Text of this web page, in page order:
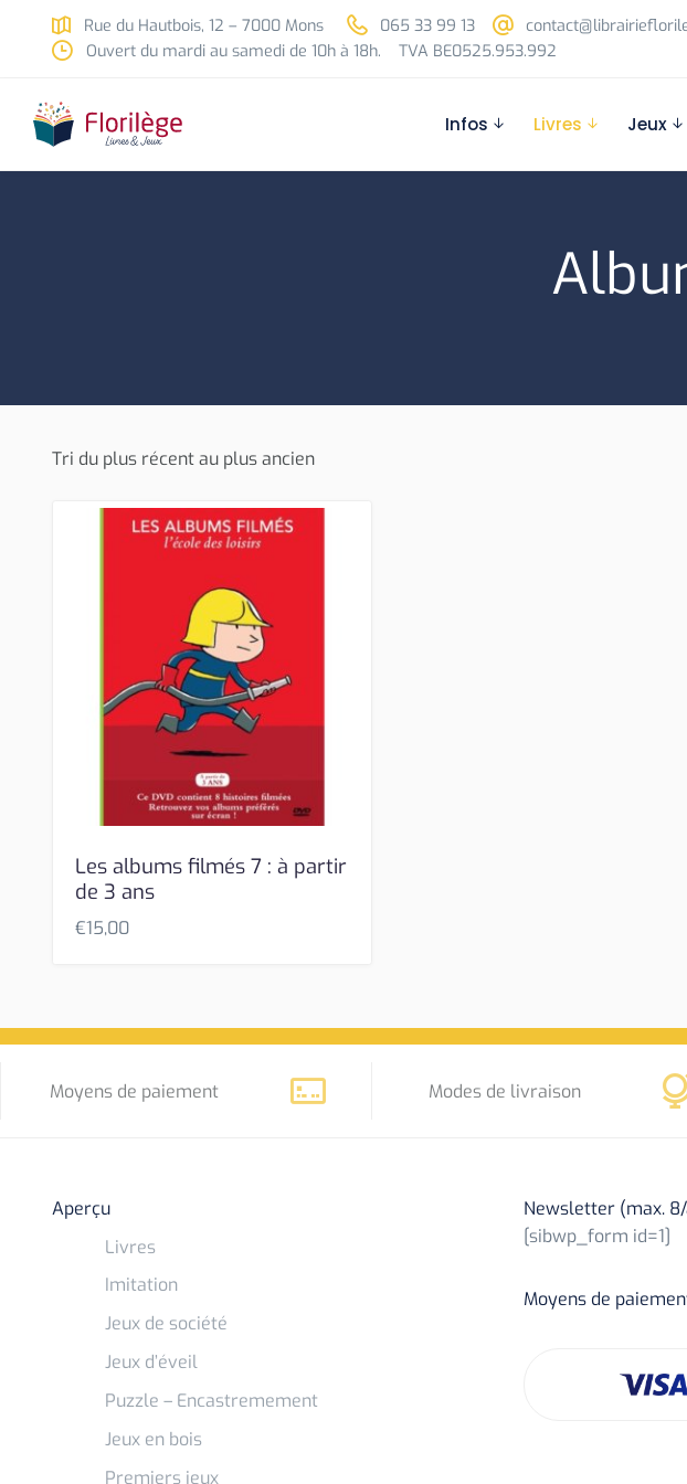
Skip to main content
Rue du Hautbois, 12 – 7000 Mons 065 33 99 13
Ouvert du mardi au samedi de 10h à 18h.
TVA BE0525.953.992
Infos Livres Jeux
Les albums filmés 7 : à partir
de 3 ans
€15,00
Moyens de paiement Modes de livraison
Aperçu
Livres
Imitation
Jeux de société
Jeux d’éveil
Puzzle – Encastremement
Jeux en bois
Premiers jeux
Newsletter (max.
[sibwp_form id=1]
Moyens de